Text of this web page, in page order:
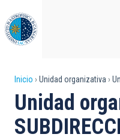
al
contenido
principal
Sobrescribir
enlaces
de
Inicio Unidad organizativa
Unidad